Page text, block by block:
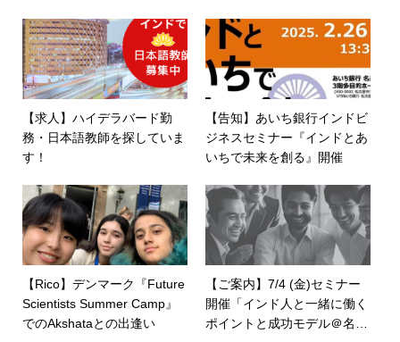
【求人】ハイデラバード勤
務・日本語教師を探していま
す！
【告知】あいち銀行インドビ
ジネスセミナー『インドとあ
いちで未来を創る』開催
【Rico】デンマーク『Future
Scientists Summer Camp』
でのAkshataとの出逢い
【ご案内】7/4 (金)セミナー
開催「インド人と一緒に働く
ポイントと成功モデル＠名古